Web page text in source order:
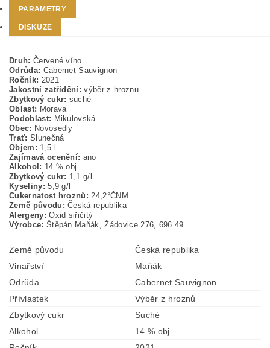
PARAMETRY
DISKUZE
Druh: Červené víno
Odrůda: Cabernet Sauvignon
Ročník: 2021
Jakostní zatřídění:výběr z hroznů
Zbytkový cukr: suché
Oblast: Morava
Podoblast: Mikulovská
Obec: Novosedly
Trať: Slunečná
Objem: 1,5 l
Zajímavá ocenění: ano
Alkohol: 14 % obj.
Zbytkový cukr: 1,1 g/l
Kyseliny:5,9 g/l
Cukernatost hroznů:24,2°ČNM
Země původu:Česká republika
Alergeny:Oxid siřičitý
Výrobce: Štěpán Maňák, Žádovice 276, 696 49
Země původu
Česká republika
Vinařství
Maňák
Odrůda
Cabernet Sauvignon
Přívlastek
Výběr z hroznů
Zbytkový cukr
Suché
Alkohol
14 % obj.